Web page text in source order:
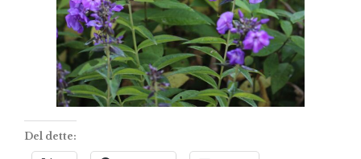
Del dette: